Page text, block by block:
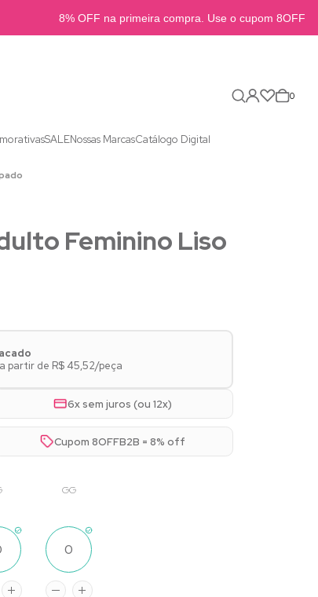
8% OFF na primeira compra. Use o cupom 8OFFB2B
0
SALENossas MarcasCatálogo Digital
Feminino Liso
partir de R$ 45,52/peça
6x sem juros (ou 12x)
Cupom 8OFFB2B = 8% off
GG